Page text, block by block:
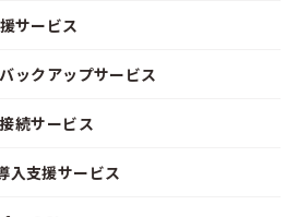
サービス
ックアップサービス
続サービス
入支援サービス